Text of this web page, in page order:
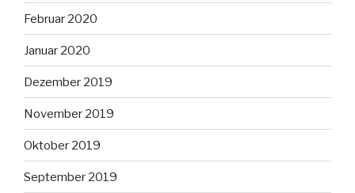
Februar 2020
Januar 2020
Dezember 2019
November 2019
Oktober 2019
September 2019